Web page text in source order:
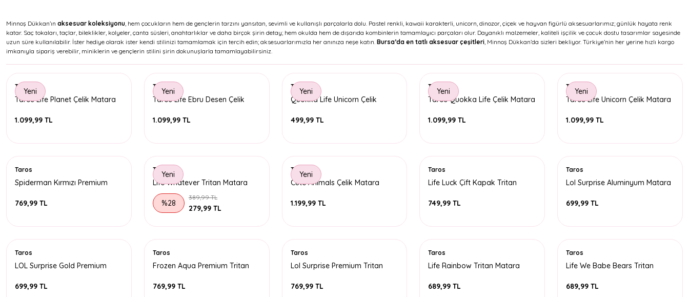
Minnoş Dükkan’ın aksesuar koleksiyonu, hem çocukların hem de gençlerin tarzını yansıtan, sevimli ve kullanışlı parçalarla dolu. Pastel renkli, kawaii karakterli, unicorn, dinozor, çiçek ve hayvan figürlü aksesuarlarımız; günlük hayata renk
katar. Saç tokaları, taçlar, bileklikler, kolyeler, çanta süsleri, anahtarlıklar ve daha birçok şirin detay; hem okulda hem de dışarıda kombinlerin tamamlayıcı parçaları olur. Dayanıklı malzemeler, kaliteli işçilik ve çocuk dostu tasarımlar sayesinde
uzun süre kullanılabilir. İster hediye olarak ister kendi stilinizi tamamlamak için tercih edin; aksesuarlarımızla her anınıza neşe katın. Bursa’da en tatlı aksesuar çeşitleri, Minnoş Dükkan’da sizleri bekliyor. Türkiye’nin her yerine hızlı kargo
imkanıyla sipariş verebilir, miniklerin ve gençlerin stilini şirin dokunuşlarla tamamlayabilirsiniz.
Yeni
Taros
Taros Life Planet Çelik Matara
1.099,99 TL
Yeni
Taros
Taros Life Ebru Desen Çelik
1.099,99 TL
Yeni
Taros
Quokka Life Unicorn Çelik
499,99 TL
Yeni
Taros
Taros Quokka Life Çelik Matara
1.099,99 TL
Yeni
Taros
Taros Life Unicorn Çelik Matara
1.099,99 TL
Taros
Spiderman Kırmızı Premium
769,99 TL
Yeni
Taros
Life Whatever Tritan Matara
500 ML
%28
389,99 TL
279,99 TL
Yeni
Taros
Cute Animals Çelik Matara
1.199,99 TL
Taros
Life Luck Çift Kapak Tritan
749,99 TL
Taros
Lol Surprise Aluminyum Matara
699,99 TL
Taros
LOL Surprise Gold Premium
699,99 TL
Taros
Frozen Aqua Premium Tritan
769,99 TL
Taros
Lol Surprise Premium Tritan
769,99 TL
Taros
Life Rainbow Tritan Matara
689,99 TL
Taros
Life We Babe Bears Tritan
689,99 TL